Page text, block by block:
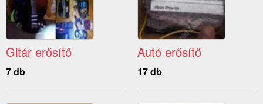
Gitár erősítő
7 db
Autó erősítő
17 db